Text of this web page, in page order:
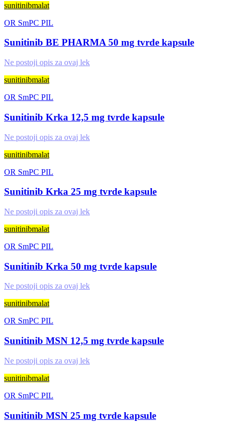
sunitinibmalat
OR SmPC PIL
Sunitinib BE PHARMA 50 mg tvrde kapsule
Ne postoji opis za ovaj lek
sunitinibmalat
OR SmPC PIL
Sunitinib Krka 12,5 mg tvrde kapsule
Ne postoji opis za ovaj lek
sunitinibmalat
OR SmPC PIL
Sunitinib Krka 25 mg tvrde kapsule
Ne postoji opis za ovaj lek
sunitinibmalat
OR SmPC PIL
Sunitinib Krka 50 mg tvrde kapsule
Ne postoji opis za ovaj lek
sunitinibmalat
OR SmPC PIL
Sunitinib MSN 12,5 mg tvrde kapsule
Ne postoji opis za ovaj lek
sunitinibmalat
OR SmPC PIL
Sunitinib MSN 25 mg tvrde kapsule